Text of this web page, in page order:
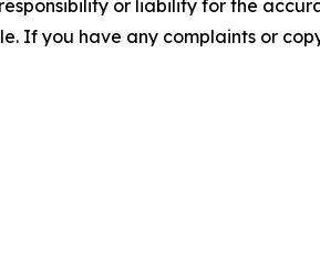
or liability for the
If you have any complaints or